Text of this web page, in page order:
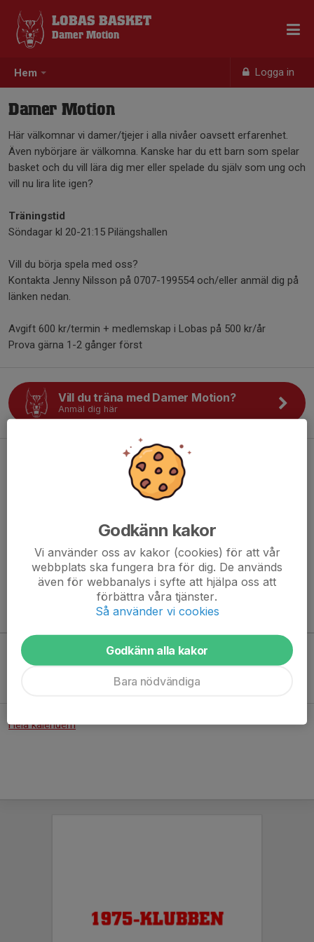
Hem Logga in
LOBAS BASKET
Damer Motion
Damer Motion
Här välkomnar vi damer/tjejer i alla nivåer oavsett erfarenhet.
Även nybörjare är välkomna. Kanske har du ett barn som spelar
basket och du vill lära dig mer eller spelade du själv som ung och
vill nu lira lite igen?
Träningstid
Söndagar kl 20-21:15 Pilängshallen
Vill du börja spela med oss?
Kontakta Jenny Nilsson på 0707-199554 och/eller anmäl dig på
länken nedan.
Avgift 600 kr/termin + medlemskap i Lobas på 500 kr/år
Prova gärna 1-2 gånger först
Vill du träna med Damer Motion?
Anmäl dig här
Damer Motion - vi vill bli fler
1 kommentar
Välkomna damer/tjejer i alla nivåer oavsett erfarenhet, även
har en rolig motionsform (och samtidigt lära dig lite mer) eller
spelade du själv som ung och...
Läs mer
Inga aktiviteter inbokade
Hela kalendern
Godkänn kakor
Vi använder oss av kakor (cookies) för att vår
webbplats ska fungera bra för dig. De används
även för webbanalys i syfte att hjälpa oss att
förbättra våra tjänster.
Så använder vi cookies
Godkänn alla kakor
Bara nödvändiga